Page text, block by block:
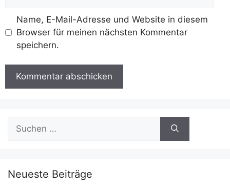
Name, E-Mail-Adresse und Website in diesem
Browser für meinen nächsten Kommentar
speichern.
Suchen
nach:
Neueste Beiträge